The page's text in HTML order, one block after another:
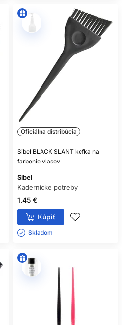
Oficiálna distribúcia
Sibel BLACK SLANT kefka na
farbenie vlasov
Sibel
Kadernícke potreby
1.45 €
Kúpiť
Skladom ㅤ